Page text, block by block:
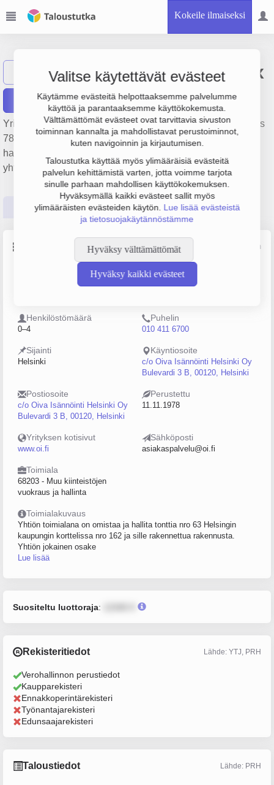
Kokeile ilmaiseksi
Valitse käytettävät evästeet
Käytämme evästeitä helpottaaksemme palvelumme
käyttöä ja parantaaksemme käyttökokemusta.
Välttämättömät evästeet ovat tarvittavia sivuston
toiminnan kannalta ja mahdollistavat perustoiminnot,
kuten navigoinnin ja kirjautumisen.
Taloustutka käyttää myös ylimääräisiä evästeitä
palvelun kehittämistä varten, jotta voimme tarjota
sinulle parhaan mahdollisen käyttökokemuksen.
Hyväksymällä kaikki evästeet sallit myös
ylimääräisten evästeiden käytön. Lue lisää evästeistä
ja tietosuojakäytännöstämme
Hyväksy välttämättömät
Hyväksy kaikki evästeet
Näytä haku Kiinteistö Oy Salix
Raportit
Yrityksen Kiinteistö Oy Salix liikevaihto on 290 000 € ja tulos
78 000 €. Sen päätoimiala on Muu kiinteistöjen vuokraus ja
hallinta, perustamisvuosi 1978 ja sijainti Helsinki. Yrityksen
yhtiömuoto Keskinäinen kiinteistöosakeyhtiö (KKOY).
Perustiedot Tilinpäätösluvut Päättäjätiedot
Lähde: YTJ, PRH, Traficom
Yritysmuoto
Keskinäinen
Henkilöstömäärä
0–4
Puhelin
010 411 6700
Sijainti
Helsinki
Käyntiosoite
c/o Oiva Isännöinti Helsinki Oy
Bulevardi 3 B, 00120, Helsinki
Postiosoite
c/o Oiva Isännöinti Helsinki Oy
Bulevardi 3 B, 00120, Helsinki
Perustettu
11.11.1978
Yrityksen kotisivut
www.oi.fi
Sähköposti
asiakaspalvelu@oi.fi
Toimiala
68203 - Muu kiinteistöjen
vuokraus ja hallinta
Toimialakuvaus
Yhtiön toimialana on omistaa ja hallita tonttia nro 63 Helsingin
kaupungin korttelissa nro 162 ja sille rakennettua rakennusta.
Yhtiön jokainen osake
Lue lisää
Suositeltu luottoraja:
Rekisteritiedot Lähde: YTJ, PRH
Verohallinnon perustiedot
Kaupparekisteri
Ennakkoperintärekisteri
Työnantajarekisteri
Edunsaajarekisteri
Taloustiedot Lähde: PRH